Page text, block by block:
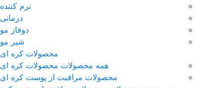
نرم کننده
درمانی
دوفاز مو
شیر مو
محصولات کره ای
همه محصولات محصولات کره ای
محصولات مراقبت از پوست کره ای